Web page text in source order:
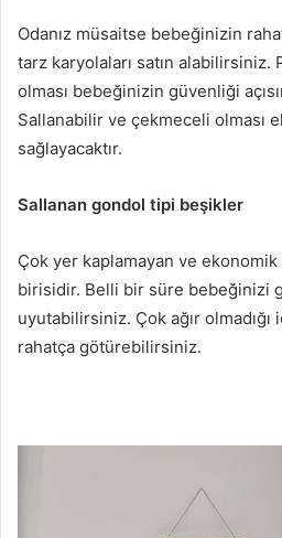
Odanız müsaitse bebeğinizin
tarz karyolaları satın alabilirsiniz.
olması bebeğinizin güvenliği
Sallanabilir ve çekmeceli olması
sağlayacaktır.
Sallanan gondol tipi beşikler
Çok yer kaplamayan ve
birisidir. Belli bir süre bebeğinizi
uyutabilirsiniz. Çok ağır
rahatça götürebilirsiniz.